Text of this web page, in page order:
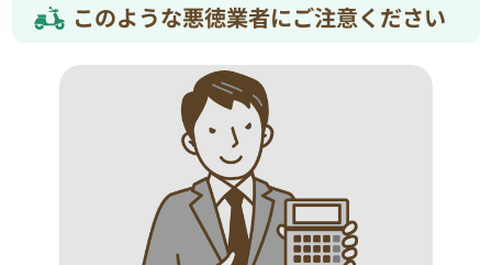
このような悪徳業者にご注意ください